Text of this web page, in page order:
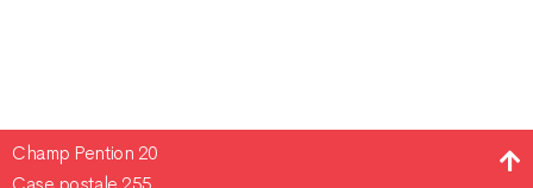
Champ Pention 20